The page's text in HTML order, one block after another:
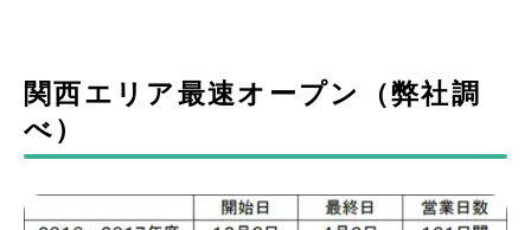
関西エリア最速オープン（弊社調
べ）